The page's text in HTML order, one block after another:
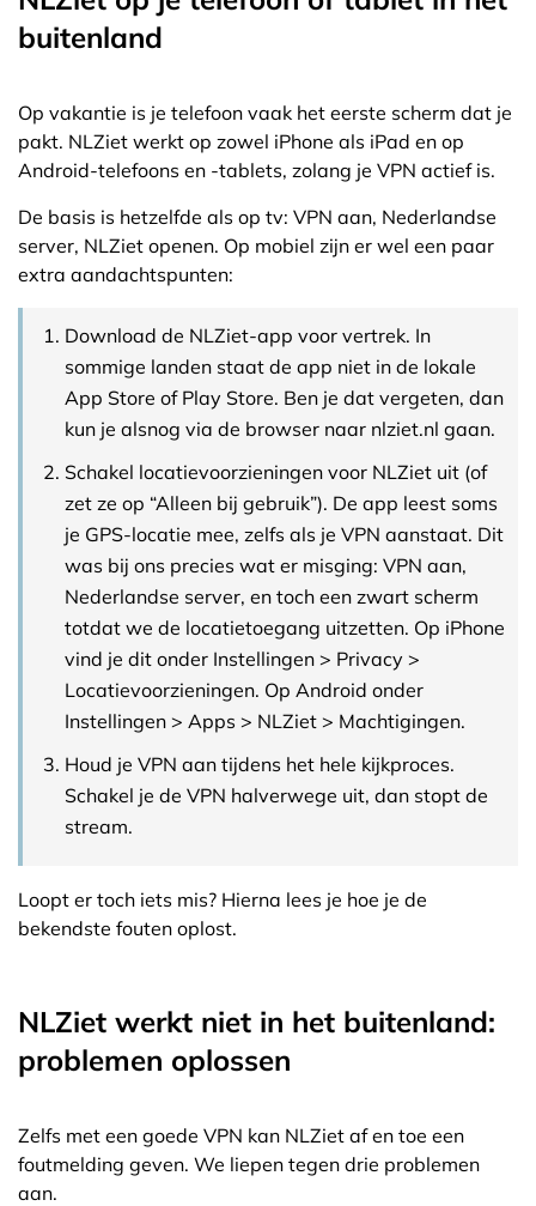
buitenland
Op vakantie is je telefoon vaak het eerste scherm dat je
pakt. NLZiet werkt op zowel iPhone als iPad en op
Android-telefoons en -tablets, zolang je VPN actief is.
De basis is hetzelfde als op tv: VPN aan, Nederlandse
server, NLZiet openen. Op mobiel zijn er wel een paar
extra aandachtspunten:
Download de NLZiet-app voor vertrek. In
sommige landen staat de app niet in de lokale
App Store of Play Store. Ben je dat vergeten, dan
kun je alsnog via de browser naar nlziet.nl gaan.
Schakel locatievoorzieningen voor NLZiet uit (of
zet ze op “Alleen bij gebruik”). De app leest soms
je GPS-locatie mee, zelfs als je VPN aanstaat. Dit
was bij ons precies wat er misging: VPN aan,
Nederlandse server, en toch een zwart scherm
totdat we de locatietoegang uitzetten. Op iPhone
vind je dit onder Instellingen > Privacy >
Locatievoorzieningen. Op Android onder
Instellingen > Apps > NLZiet > Machtigingen.
Houd je VPN aan tijdens het hele kijkproces.
Schakel je de VPN halverwege uit, dan stopt de
stream.
Loopt er toch iets mis? Hierna lees je hoe je de
bekendste fouten oplost.
NLZiet werkt niet in het buitenland:
problemen oplossen
Zelfs met een goede VPN kan NLZiet af en toe een
foutmelding geven. We liepen tegen drie problemen
aan.